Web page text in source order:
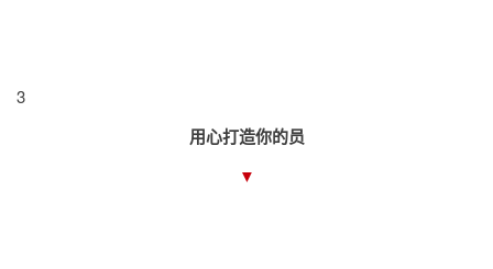
3
用心打造你的员
▼